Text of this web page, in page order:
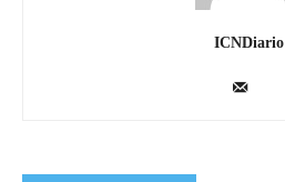
ICNDiario